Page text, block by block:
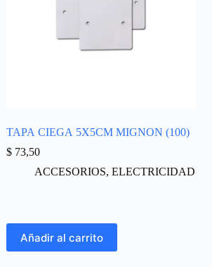
TAPA CIEGA 5X5CM MIGNON (100)
$73,50
ACCESORIOS, ELECTRICIDAD
Añadir al carrito